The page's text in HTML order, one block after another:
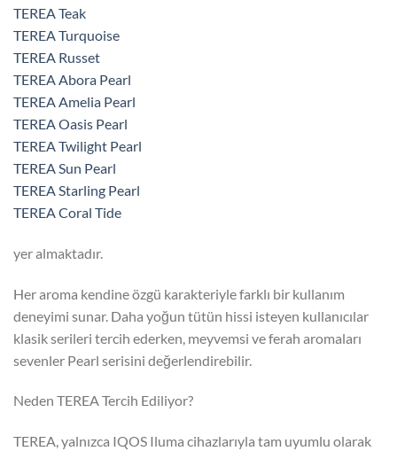
TEREA Teak
TEREA Turquoise
TEREA Russet
TEREA Abora Pearl
TEREA Amelia Pearl
TEREA Oasis Pearl
TEREA Twilight Pearl
TEREA Sun Pearl
TEREA Starling Pearl
TEREA Coral Tide
yer almaktadır.
Her aroma kendine özgü karakteriyle farklı bir kullanım
deneyimi sunar. Daha yoğun tütün hissi isteyen kullanıcılar
klasik serileri tercih ederken, meyvemsi ve ferah aromaları
sevenler Pearl serisini değerlendirebilir.
Neden TEREA Tercih Ediliyor?
TEREA, yalnızca IQOS Iluma cihazlarıyla tam uyumlu olarak